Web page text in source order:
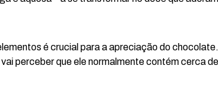
é crucial para a apreciação do chocolate.
perceber que ele normalmente contém cerca